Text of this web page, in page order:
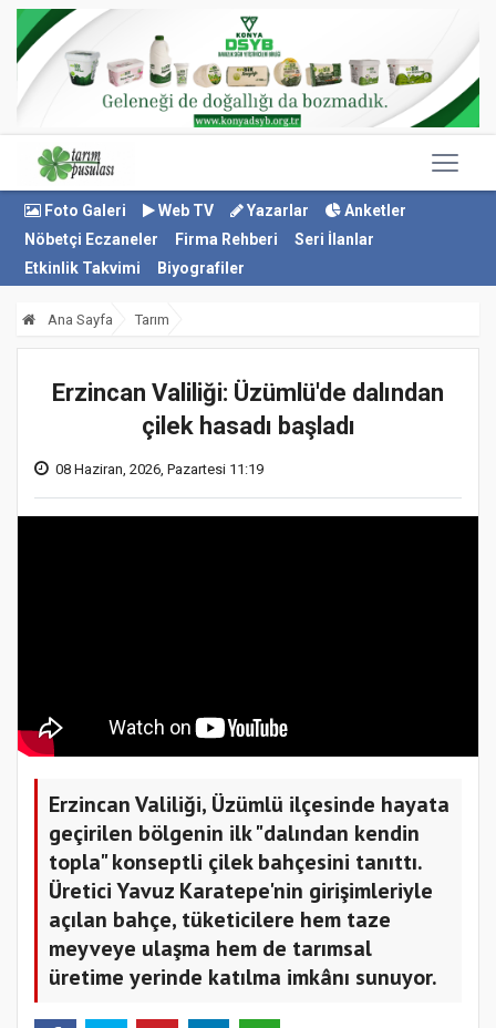
Foto Galeri Web TV Yazarlar
Anketler
Nöbetçi Eczaneler
Firma Rehberi
Seri İlanlar
Etkinlik Takvimi
Biyografiler
Ana Sayfa Tarım
Erzincan Valiliği: Üzümlü'de dalından
çilek hasadı başladı
08 Haziran, 2026, Pazartesi 11:19
Erzincan Valiliği, Üzümlü ilçesinde hayata
geçirilen bölgenin ilk "dalından kendin
topla" konseptli çilek bahçesini tanıttı.
Üretici Yavuz Karatepe'nin girişimleriyle
açılan bahçe, tüketicilere hem taze
meyveye ulaşma hem de tarımsal
üretime yerinde katılma imkânı sunuyor.